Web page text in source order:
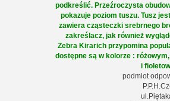
podkreślić. Przeźroczysta
pokazuje poziom tuszu. Tusz
zawiera cząsteczki srebrnego
zakreślacz, jak również
Zebra Kirarich przypomina
dostępne są w kolorze :
i
podmiot